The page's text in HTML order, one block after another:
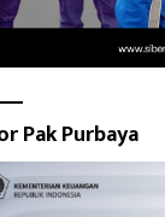
Pak Purbaya